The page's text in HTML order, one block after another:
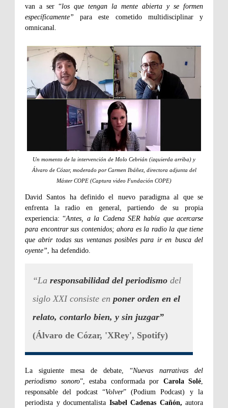
van a ser “los que tengan la mente abierta y se formen
específicamente” para este cometido multidisciplinar y
omnicanal.
Un momento de la intervención de Molo Cebrián (izquierda arriba) y
Álvaro de Cózar, moderado por Carmen Ibáñez, directora adjunta del
Máster COPE (Captura video Fundación COPE)
David Santos ha definido el nuevo paradigma al que se
enfrenta la radio en general, partiendo de su propia
experiencia: “Antes, a la Cadena SER había que acercarse
para encontrar sus contenidos; ahora es la radio la que tiene
que abrir todas sus ventanas posibles para ir en busca del
oyente” , ha defendido.
“La responsabilidad del periodismo del
siglo XXI consiste en poner orden en el
relato, contarlo bien, y sin juzgar”
(Álvaro de Cózar, 'XRey', Spotify)
La siguiente mesa de debate, “Nuevas narrativas del
periodismo sonoro”, estaba conformada por Carola Solé
responsable del podcast “Volver” (Podium Podcast) y la
periodista y documentalista Isabel Cadenas Cañón, autora